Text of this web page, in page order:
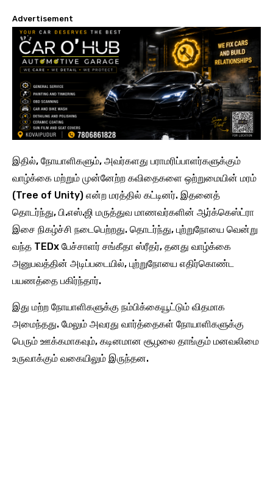
Advertisement
இதில், நோயாளிகளும், அவர்களது பராமரிப்பாளர்களுக்கும்
வாழ்க்கை மற்றும் முன்னேற்ற கவிதைகளை ஒற்றுமையின் மரம்
(Tree of Unity) என்ற மரத்தில் கட்டினர். இதனைத்
தொடர்ந்து, பி.எஸ்.ஜி மருத்துவ மாணவர்களின் ஆர்க்கெஸ்ட்ரா
இசை நிகழ்ச்சி நடைபெற்றது. தொடர்ந்து, புற்றுநோயை வென்று
வந்த TEDx பேச்சாளர் சங்கீதா ஸ்ரீதர், தனது வாழ்க்கை
அனுபவத்தின் அடிப்படையில், புற்றுநோயை எதிர்கொண்ட
பயணத்தை பகிர்ந்தார்.
இது மற்ற நோயாளிகளுக்கு நம்பிக்கையூட்டும் விதமாக
அமைந்தது. மேலும் அவரது வார்த்தைகள் நோயாளிகளுக்கு
பெரும் ஊக்கமாகவும், கடினமான சூழலை தாங்கும் மனவலிமை
உருவாக்கும் வகையிலும் இருந்தன.